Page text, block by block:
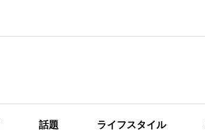
話題 ライフスタイル